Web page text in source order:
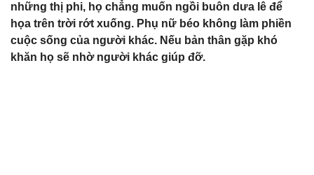
những thị phi, họ chẳng muốn ngồi buôn dưa lê để
họa trên trời rớt xuống. Phụ nữ béo không làm phiền
cuộc sống của người khác. Nếu bản thân gặp khó
khăn họ sẽ nhờ người khác giúp đỡ.